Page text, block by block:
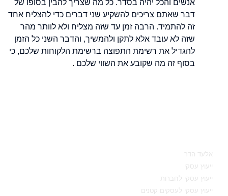
אנשים והכל יהיה בסדר. כל מה שצריך להבין בסופו של
דבר שאתם צריכים להשקיע שני דברים כדי להצליח אחד
זה להתמיד. הרבה זמן עד שזה מצליח ולא לוותר מהר
שזה לא עובד אלא לתקן ולהמשיך, והדבר השני כל הזמן
להגדיל את רשימת התפוצה ברשימת הלקוחות שלכם, כי
בסוף זה מה שקובע את השווי שלכם .
אלעד הדר
ייעוץ עסקי
ייעוץ עסקי לחברות
ייעוץ עסקי לעסקים קטנים